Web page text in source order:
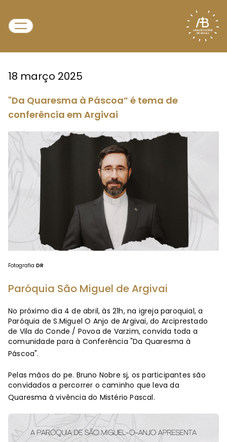
18 março 2025
"Da Quaresma à Páscoa” é tema de
conferência em Argivai
Fotografia DR
Paróquia São Miguel de Argivai
No próximo dia 4 de abril, às 21h, na igreja paroquial, a
Paróquia de S.Miguel O Anjo de Argivai, do Arciprestado
de Vila do Conde / Povoa de Varzim, convida toda a
comunidade para à Conferência "Da Quaresma à
Páscoa".
Pelas mãos do pe. Bruno Nobre sj, os participantes são
convidados a percorrer o caminho que leva da
Quaresma à vivência do Mistério Pascal.